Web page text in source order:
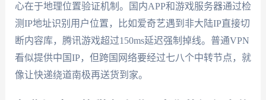
心在于地理位置验证机制。国内APP和游戏服务器通过检
测IP地址识别用户位置，比如爱奇艺遇到非大陆IP直接切
断内容库，腾讯游戏超过150ms延迟强制掉线。普通VPN
看似提供中国IP，但跨国网络要经过七八个中转节点，就
像让快递绕道南极再送货到家。